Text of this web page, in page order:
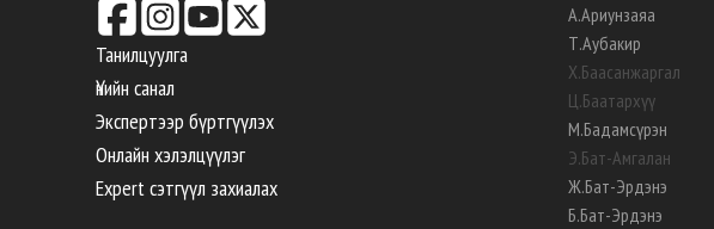
Танилцуулга
Үнийн санал
Экспертээр бүртгүүлэх
Онлайн хэлэлцүүлэг
Expert сэтгүүл захиалах
А.Ариунзаяа
Т.Аубакир
Х.Баасанжаргал
Ц.Баатархүү
М.Бадамсүрэн
Э.Бат-Амгалан
Ж.Бат-Эрдэнэ
Б.Бат-Эрдэнэ